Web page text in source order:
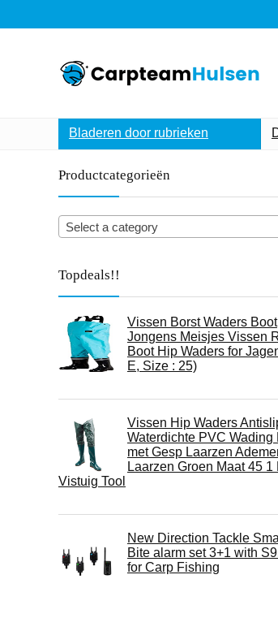
Bladeren door rubrieken
Productcategorieën
Select a category
Topdeals!!
Vissen Borst Waders
Jongens Meisjes Vissen
Boot Hip Waders for
E, Size : 25)
Vissen Hip Waders
Waterdichte PVC Wading
met Gesp Laarzen
Laarzen Groen Maat 45 1
Vistuig Tool
New Direction Tackle
Bite alarm set 3+1 with
for Carp Fishing